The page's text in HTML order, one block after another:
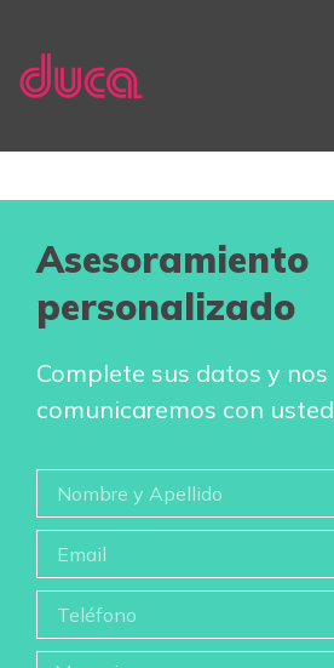
Asesoramiento
personalizado
Complete sus datos y nos
comunicaremos con usted